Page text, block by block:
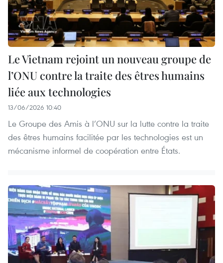
Le Vietnam rejoint un nouveau groupe de
l’ONU contre la traite des êtres humains
liée aux technologies
13/06/2026 10:40
Le Groupe des Amis à l’ONU sur la lutte contre la traite
des êtres humains facilitée par les technologies est un
mécanisme informel de coopération entre États.